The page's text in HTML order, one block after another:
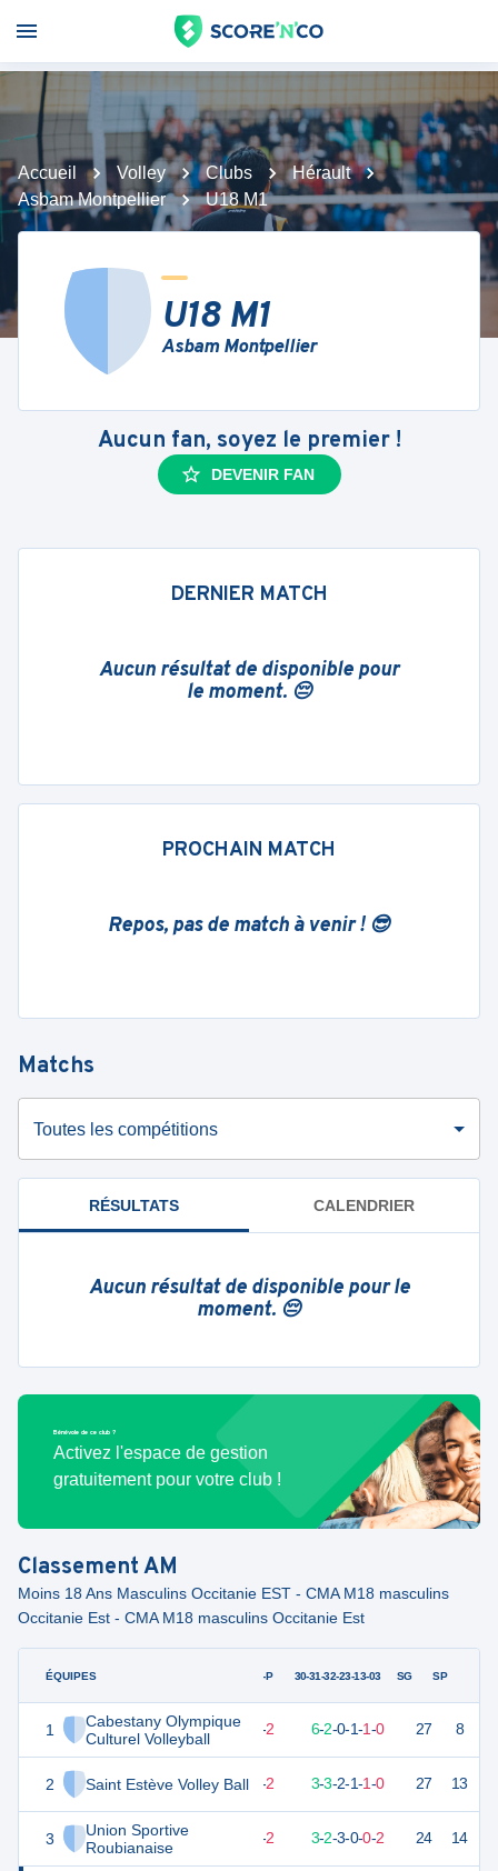
Accueil Volley Clubs
Hérault
Asbam Montpellier
U18 M1
U18 M1
Asbam Montpellier
Aucun fan, soyez le premier !
DEVENIR FAN
DERNIER MATCH
Aucun résultat de disponible pour
le moment. 😔
PROCHAIN MATCH
Repos, pas de match à venir ! 😎
Matchs
Toutes les compétitions
RÉSULTATS CALENDRIER
Aucun résultat de disponible pour le
moment. 😔
Bénévole de ce club ?
Activez l'espace de gestion
gratuitement pour votre club !
ClassementAM
Moins 18 Ans Masculins Occitanie EST - CMA M18 masculins
Occitanie Est - CMA M18 masculins Occitanie Est
ÉQUIPES
1
Cabestany Olympique
Culturel Volleyball
2 Saint Estève Volley Ball
3
Union Sportive
Roubianaise
G-P 30-31-32-23-13-03 SG SP
25 10 -2 6-2-0-1-1-0 27 8
23 10 -2 3-3-2-1-1-0 27 13
21 -2 3-2-3-0-0-2 24 14